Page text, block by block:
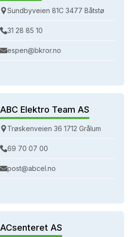
Sundbyveien 81C 3477 Båtstø
31 28 85 10
espen@bkror.no
ABC Elektro Team AS
Trøskenveien 36 1712 Grålum
69 70 07 00
post@abcel.no
ACsenteret AS